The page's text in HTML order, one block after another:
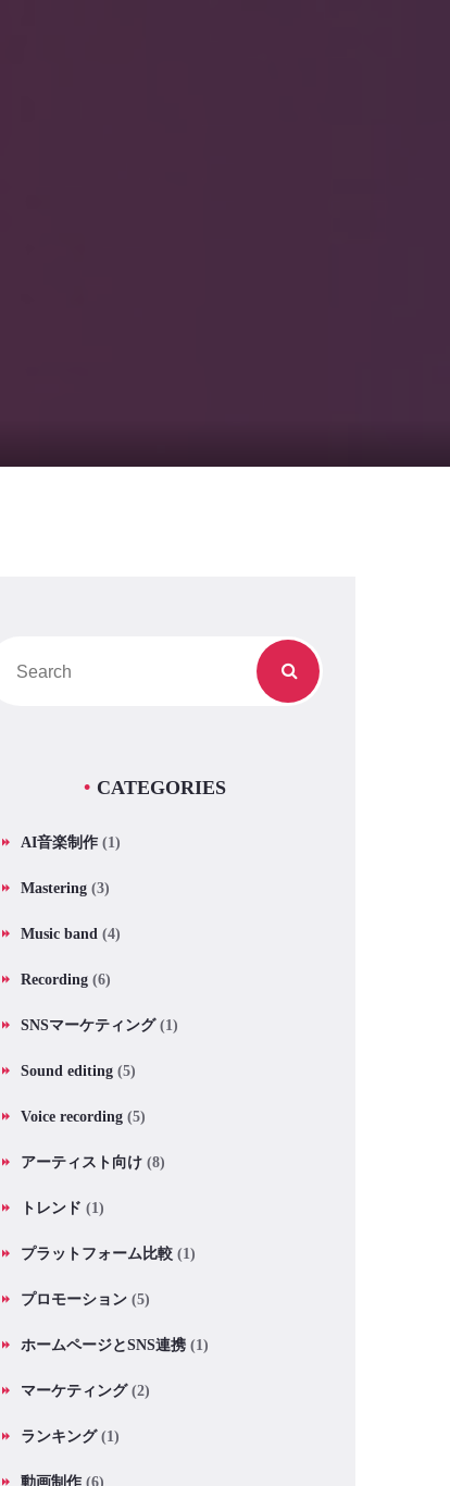
CATEGORIES
AI音楽制作 (1)
Mastering (3)
Music band (4)
Recording (6)
SNSマーケティング(1)
Sound editing (5)
Voice recording (5)
アーティスト向け (8)
トレンド (1)
プラットフォーム比較 (1)
プロモーション (5)
ホームページとSNS連携 (1)
マーケティング(2)
ランキング(1)
動画制作 (6)